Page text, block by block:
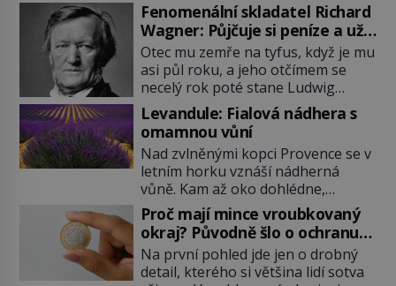
Fenomenální skladatel Richard
Wagner: Půjčuje si peníze a už
je nevrací!
Otec mu zemře na tyfus, když je mu
asi půl roku, a jeho otčímem se
necelý rok poté stane Ludwig
Geyer (1779–1821). Je o pět let
mladší, než matka Richarda
Wagnera (1813–1883) a podle
nedochované korespondence je
docela dobře možné, že Geyer není
jen jeho otčím, ale rovnou otec.
Velký otazník také visí nad tím, […]
Levandule: Fialová nádhera s
omamnou vůní
Nad zvlněnými kopci Provence se v
letním horku vznáší nádherná
vůně. Kam až oko dohlédne,
táhnou se řady fialových květů, nad
nimiž bzučí tisíce včel. Levandule se
stala symbolem jižní Francie,
romantických prázdnin i klidu
venkova. Její příběh je však
Proč mají mince vroubkovaný
okraj? Původně šlo o ochranu
proti podvodníkům
Na první pohled jde jen o drobný
detail, kterého si většina lidí sotva